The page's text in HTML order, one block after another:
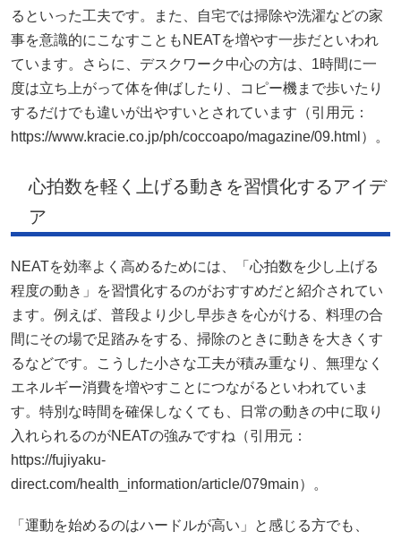
るといった工夫です。また、自宅では掃除や洗濯などの家
事を意識的にこなすこともNEATを増やす一歩だといわれ
ています。さらに、デスクワーク中心の方は、1時間に一
度は立ち上がって体を伸ばしたり、コピー機まで歩いたり
するだけでも違いが出やすいとされています（引用元：
https://www.kracie.co.jp/ph/coccoapo/magazine/09.html）。
心拍数を軽く上げる動きを習慣化するアイデ
ア
NEATを効率よく高めるためには、「心拍数を少し上げる
程度の動き」を習慣化するのがおすすめだと紹介されてい
ます。例えば、普段より少し早歩きを心がける、料理の合
間にその場で足踏みをする、掃除のときに動きを大きくす
るなどです。こうした小さな工夫が積み重なり、無理なく
エネルギー消費を増やすことにつながるといわれていま
す。特別な時間を確保しなくても、日常の動きの中に取り
入れられるのがNEATの強みですね（引用元：
https://fujiyaku-
direct.com/health_information/article/079main）。
「運動を始めるのはハードルが高い」と感じる方でも、